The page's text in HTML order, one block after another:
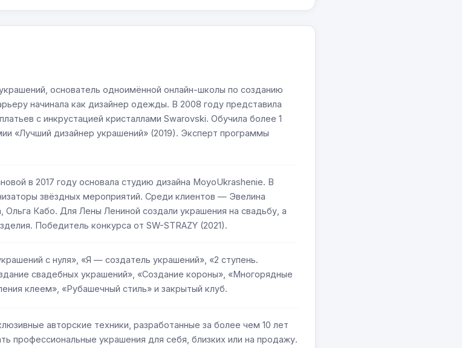
основатель одноимённой онлайн-школы по созданию
начинала как дизайнер одежды. В 2008 году представила
с инкрустацией кристаллами Swarovski. Обучила более 1
«Лучший дизайнер украшений» (2019). Эксперт программы
в 2017 году основала студию дизайна MoyoUkrashenie. В
звёздных мероприятий. Среди клиентов — Эвелина
Ольга Кабо. Для Лены Лениной создали украшения на свадьбу, а
Победитель конкурса от SW-STRAZY (2021).
с нуля», «Я — создатель украшений», «2 ступень.
свадебных украшений», «Создание короны», «Многорядные
клеем», «Рубашечный стиль» и закрытый клуб.
авторские техники, разработанные за более чем 10 лет
профессиональные украшения для себя, близких или на продажу.